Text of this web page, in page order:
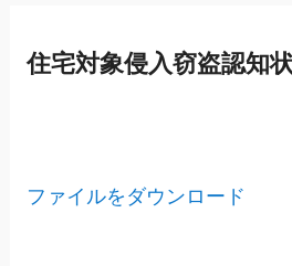
住宅対象侵入窃盗認知
ファイルをダウンロード